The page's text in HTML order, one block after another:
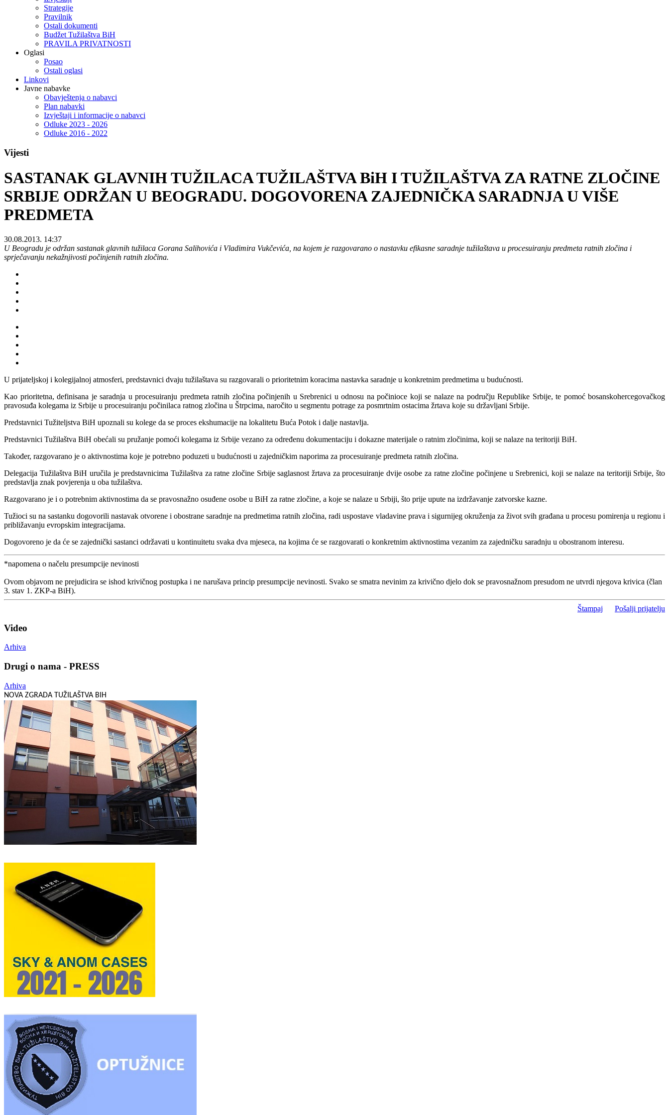
Strategije
Pravilnik
Ostali dokumenti
Budžet Tužilaštva BiH
PRAVILA PRIVATNOSTI
Oglasi
Posao
Ostali oglasi
Linkovi
Javne nabavke
Obavještenja o nabavci
Plan nabavki
Izvještaji i informacije o nabavci
Odluke 2023 - 2026
Odluke 2016 - 2022
Vijesti
SASTANAK GLAVNIH TUŽILACA TUŽILAŠTVA BiH I TUŽILAŠTVA ZA RATNE ZLOČINE
SRBIJE ODRŽAN U BEOGRADU. DOGOVORENA ZAJEDNIČKA SARADNJA U VIŠE
PREDMETA
30.08.2013. 14:37
U Beogradu je održan sastanak glavnih tužilaca Gorana Salihovića i Vladimira Vukčevića, na kojem je razgovarano o nastavku efikasne saradnje tužilaštava u procesuiranju predmeta ratnih zločina i
sprječavanju nekažnjivosti počinjenih ratnih zločina.
U prijateljskoj i kolegijalnoj atmosferi, predstavnici dvaju tužilaštava su razgovarali o prioritetnim koracima nastavka saradnje u konkretnim predmetima u budućnosti.
Kao prioritetna, definisana je saradnja u procesuiranju predmeta ratnih zločina počinjenih u Srebrenici u odnosu na počinioce koji se nalaze na području Republike Srbije, te pomoć bosanskohercegovačkog
pravosuđa kolegama iz Srbije u procesuiranju počinilaca ratnog zločina u Štrpcima, naročito u segmentu potrage za posmrtnim ostacima žrtava koje su državljani Srbije.
Predstavnici Tužiteljstva BiH upoznali su kolege da se proces ekshumacije na lokalitetu Buća Potok i dalje nastavlja.
Predstavnici Tužilaštva BiH obećali su pružanje pomoći kolegama iz Srbije vezano za određenu dokumentaciju i dokazne materijale o ratnim zločinima, koji se nalaze na teritoriji BiH.
Također, razgovarano je o aktivnostima koje je potrebno poduzeti u budućnosti u zajedničkim naporima za procesuiranje predmeta ratnih zločina.
Delegacija Tužilaštva BiH uručila je predstavnicima Tužilaštva za ratne zločine Srbije saglasnost žrtava za procesuiranje dvije osobe za ratne zločine počinjene u Srebrenici, koji se nalaze na teritoriji Srbije, što
predstavlja znak povjerenja u oba tužilaštva.
Razgovarano je i o potrebnim aktivnostima da se pravosnažno osuđene osobe u BiH za ratne zločine, a koje se nalaze u Srbiji, što prije upute na izdržavanje zatvorske kazne.
Tužioci su na sastanku dogovorili nastavak otvorene i obostrane saradnje na predmetima ratnih zločina, radi uspostave vladavine prava i sigurnijeg okruženja za život svih građana u procesu pomirenja u regionu i
približavanju evropskim integracijama.
Dogovoreno je da će se zajednički sastanci održavati u kontinuitetu svaka dva mjeseca, na kojima će se razgovarati o konkretnim aktivnostima vezanim za zajedničku saradnju u obostranom interesu.
*napomena o načelu presumpcije nevinosti
Ovom objavom ne prejudicira se ishod krivičnog postupka i ne narušava princip presumpcije nevinosti. Svako se smatra nevinim za krivično djelo dok se pravosnažnom presudom ne utvrdi njegova krivica (član
3. stav 1. ZKP-a BiH).
Štampaj Pošalji prijatelju
Video
Arhiva
Drugi o nama - PRESS
Arhiva
NOVA ZGRADA TUŽILAŠTVA BIH